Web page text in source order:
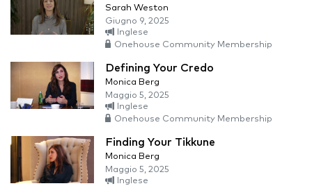
Sarah Weston
Giugno 9, 2025
Inglese
Onehouse Community Membership
Defining Your Credo
Monica Berg
Maggio 5, 2025
Inglese
Onehouse Community Membership
Finding Your Tikkune
Monica Berg
Maggio 5, 2025
Inglese